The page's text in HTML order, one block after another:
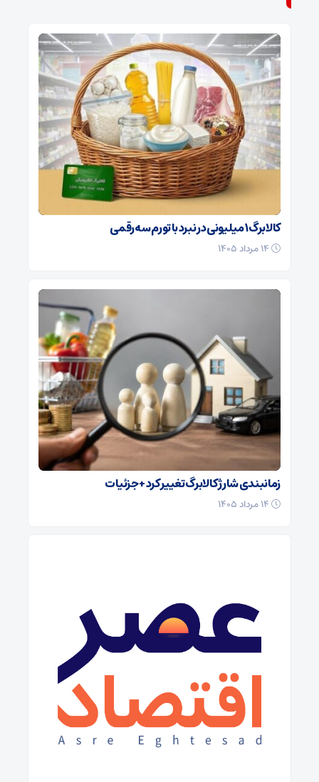
کالابرگ ۱ میلیونی در نبرد با تورم سه‌رقمی
زمانبندی شارژ کالابرگ تغییر کرد + جزئیات